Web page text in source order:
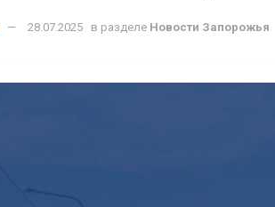
28.07.2025 в разделе Новости Запорожья